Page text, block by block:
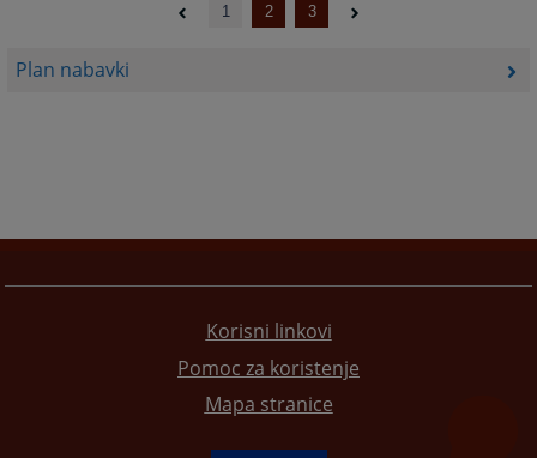
Plan nabavki
1 2 3
Korisni linkovi
Pomoc za koristenje
Mapa stranice